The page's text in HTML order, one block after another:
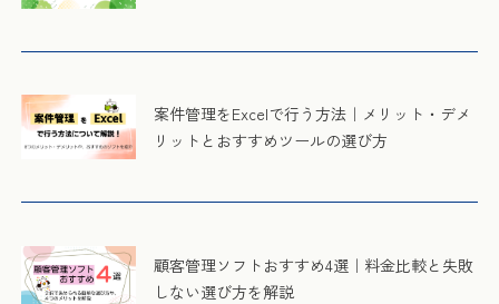
案件管理をExcelで行う方法｜メリット・デメ
リットとおすすめツールの選び方
顧客管理ソフトおすすめ4選｜料金比較と失敗
しない選び方を解説